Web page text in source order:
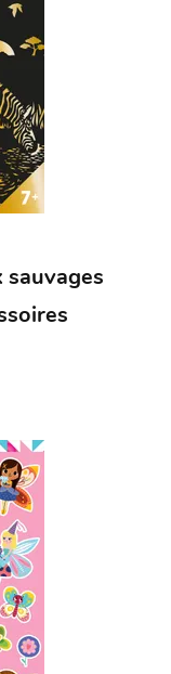
sauvages